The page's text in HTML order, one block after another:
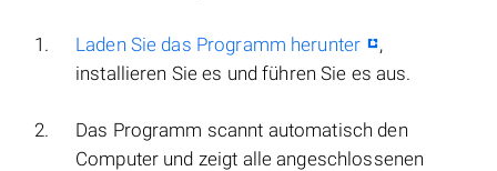
Laden Sie das Programm herunter
,
installieren Sie es und führen Sie es aus.
Das Programm scannt automatisch den
Computer und zeigt alle angeschlossenen